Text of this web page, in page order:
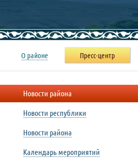
Новости района
Новости республики
Новости района
Календарь мероприятий
О районе Пресс-центр